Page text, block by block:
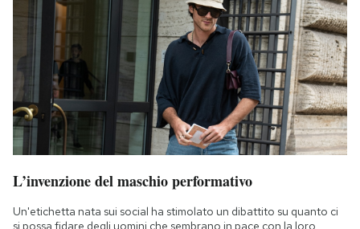
L’invenzione del maschio performativo
Un'etichetta nata sui social ha stimolato un dibattito su quanto ci
si possa fidare degli uomini che sembrano in pace con la loro